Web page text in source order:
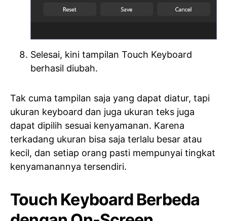
Selesai, kini tampilan Touch Keyboard
berhasil diubah.
Tak cuma tampilan saja yang dapat diatur, tapi
ukuran keyboard dan juga ukuran teks juga
dapat dipilih sesuai kenyamanan. Karena
terkadang ukuran bisa saja terlalu besar atau
kecil, dan setiap orang pasti mempunyai tingkat
kenyamanannya tersendiri.
Touch Keyboard Berbeda